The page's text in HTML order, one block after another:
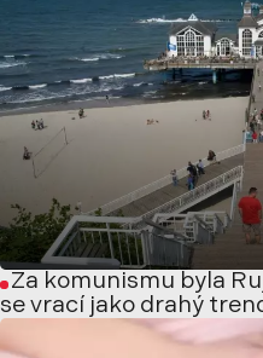
Za komunismu byla
se vrací jako drahý